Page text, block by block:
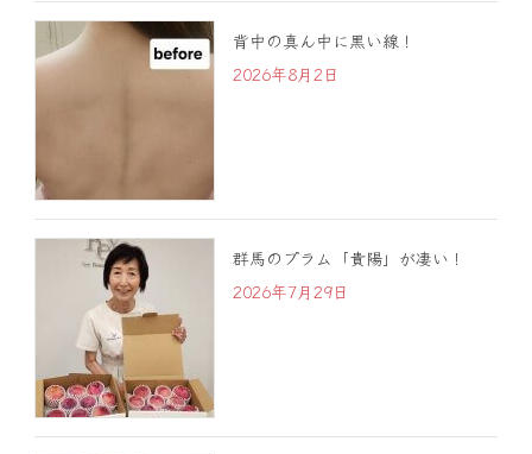
背中の真ん中に黒い線！
2026年8月2日
群馬のプラム「貴陽」が凄い！
2026年7月29日